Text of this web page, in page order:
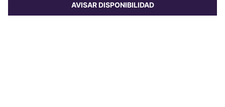
AVISAR DISPONIBILIDAD